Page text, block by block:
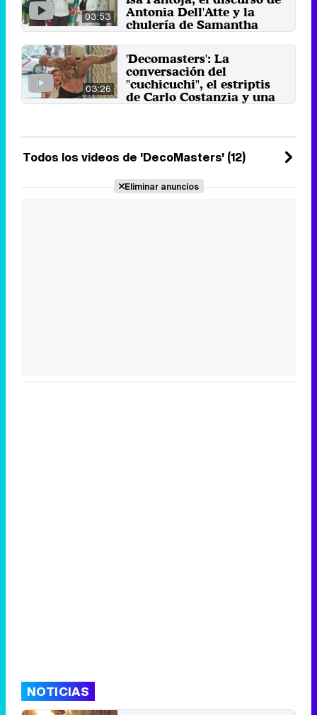
10 de marzo 2026
03:53
Antonia Dell'Atte y la
chulería de Samantha
sexta entrega del talent de La 1.
3 de marzo 2026
03:26
'Decomasters': La
conversación del
"cuchicuchi", el estriptis
de Carlo Costanzia y una
momentazos que nos dejó la
24 de febrero 2026
Todos los videos de 'DecoMasters' (12)
Eliminar anuncios
NOTICIAS